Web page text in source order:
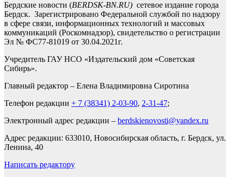
Бердские новости (BERDSK-BN.RU) сетевое издание города
Бердск. Зарегистрировано Федеральной службой по надзору
в сфере связи, информационных технологий и массовых
коммуникаций (Роскомнадзор), свидетельство о регистрации
Эл № ФС77-81019 от 30.04.2021г.
Учредитель ГАУ НСО «Издательский дом «Советская
Сибирь».
Главный редактор – Елена Владимировна Сиротина
Телефон редакции + 7 (38341) 2-03-90, 2-31-47;
Электронный адрес редакции – berdskienovosti@yandex.ru
Адрес редакции: 633010, Новосибирская область, г. Бердск, ул.
Ленина, 40
Написать редактору